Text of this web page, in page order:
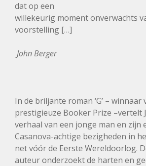
dat op een
willekeurig moment onverwachts
voorstelling […]
John Berger
In de briljante roman ‘G’ – winnaar
prestigieuze Booker Prize –vertelt
verhaal van een jonge man en zijn
Casanova-achtige bezigheden in
net vóór de Eerste Wereldoorlog.
auteur onderzoekt de harten en